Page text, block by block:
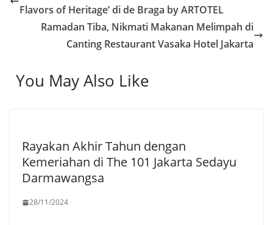
Flavors of Heritage’ di de Braga by ARTOTEL
Ramadan Tiba, Nikmati Makanan Melimpah di
Canting Restaurant Vasaka Hotel Jakarta
You May Also Like
Rayakan Akhir Tahun dengan
Kemeriahan di The 101 Jakarta Sedayu
Darmawangsa
28/11/2024